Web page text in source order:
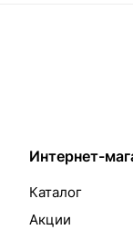
Интернет-
Каталог
Акции